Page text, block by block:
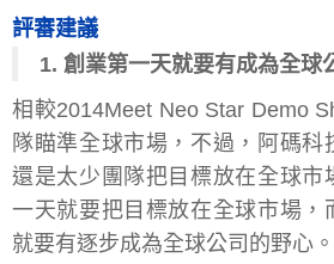
評審建議
1. 創業第一天就要有成為全球
相較2014Meet Neo Star Demo
隊瞄準全球市場，不過，阿碼科
還是太少團隊把目標放在全球市
一天就要把目標放在全球市場，
就要有逐步成為全球公司的野心。